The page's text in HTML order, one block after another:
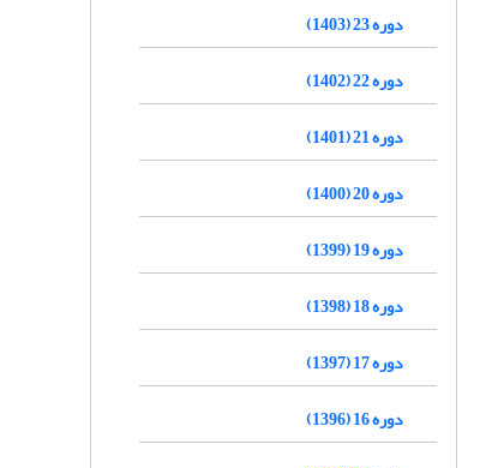
دوره 23 (1403)
دوره 22 (1402)
دوره 21 (1401)
دوره 20 (1400)
دوره 19 (1399)
دوره 18 (1398)
دوره 17 (1397)
دوره 16 (1396)